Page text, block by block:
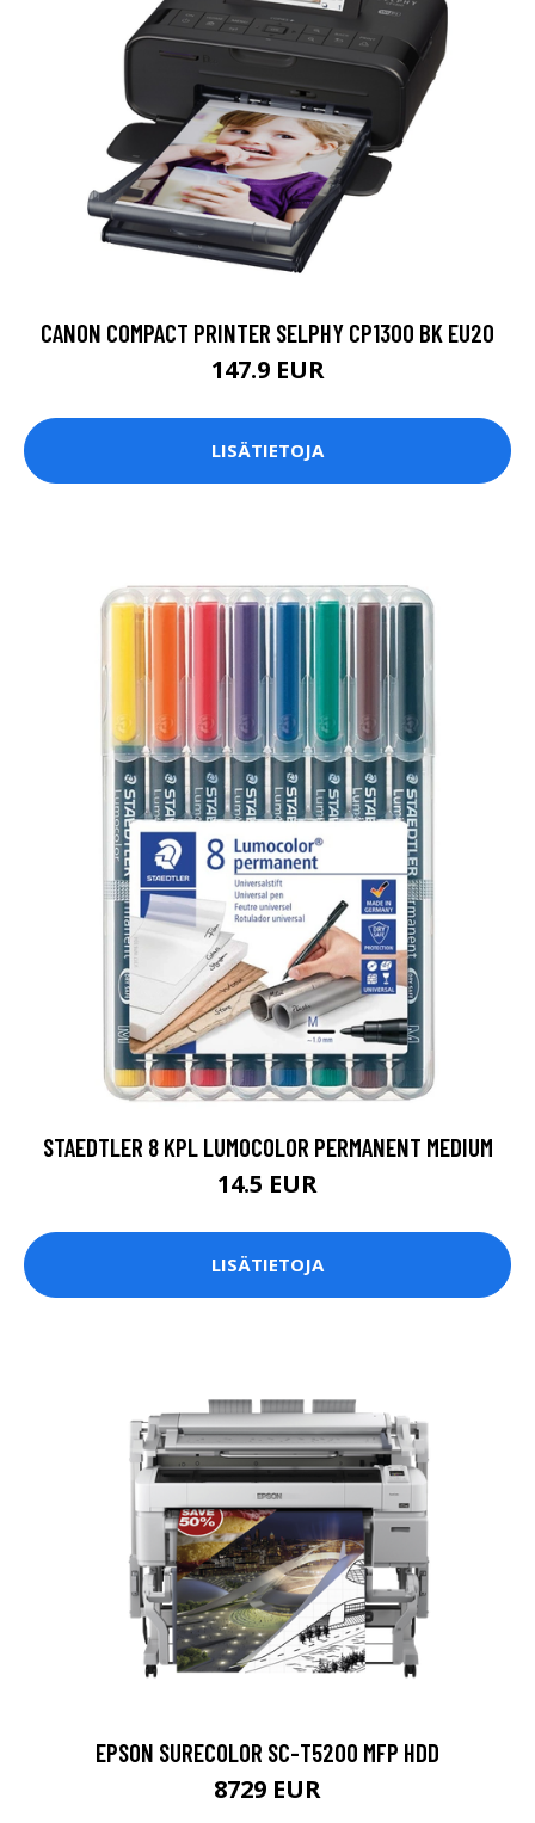
CANON COMPACT PRINTER SELPHY CP1300 BK EU20
147.9 EUR
LISÄTIETOJA
STAEDTLER 8 KPL LUMOCOLOR PERMANENT MEDIUM
14.5 EUR
LISÄTIETOJA
EPSON SURECOLOR SC-T5200 MFP HDD
8729 EUR